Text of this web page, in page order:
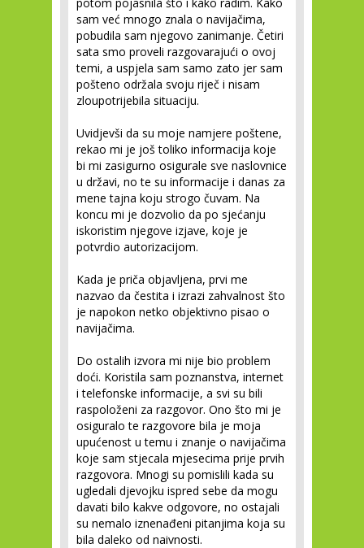
sam već mnogo znala o navijačima,
pobudila sam njegovo zanimanje. Četiri
sata smo proveli razgovarajući o ovoj
temi, a uspjela sam samo zato jer sam
pošteno održala svoju riječ i nisam
zloupotrijebila situaciju.
Uvidjevši da su moje namjere poštene,
rekao mi je još toliko informacija koje
bi mi zasigurno osigurale sve naslovnice
u državi, no te su informacije i danas za
mene tajna koju strogo čuvam. Na
koncu mi je dozvolio da po sjećanju
iskoristim njegove izjave, koje je
potvrdio autorizacijom.
Kada je priča objavljena, prvi me
nazvao da čestita i izrazi zahvalnost što
je napokon netko objektivno pisao o
navijačima.
Do ostalih izvora mi nije bio problem
doći. Koristila sam poznanstva, internet
i telefonske informacije, a svi su bili
raspoloženi za razgovor. Ono što mi je
osiguralo te razgovore bila je moja
upućenost u temu i znanje o navijačima
koje sam stjecala mjesecima prije prvih
razgovora. Mnogi su pomislili kada su
ugledali djevojku ispred sebe da mogu
davati bilo kakve odgovore, no ostajali
su nemalo iznenađeni pitanjima koja su
bila daleko od naivnosti.